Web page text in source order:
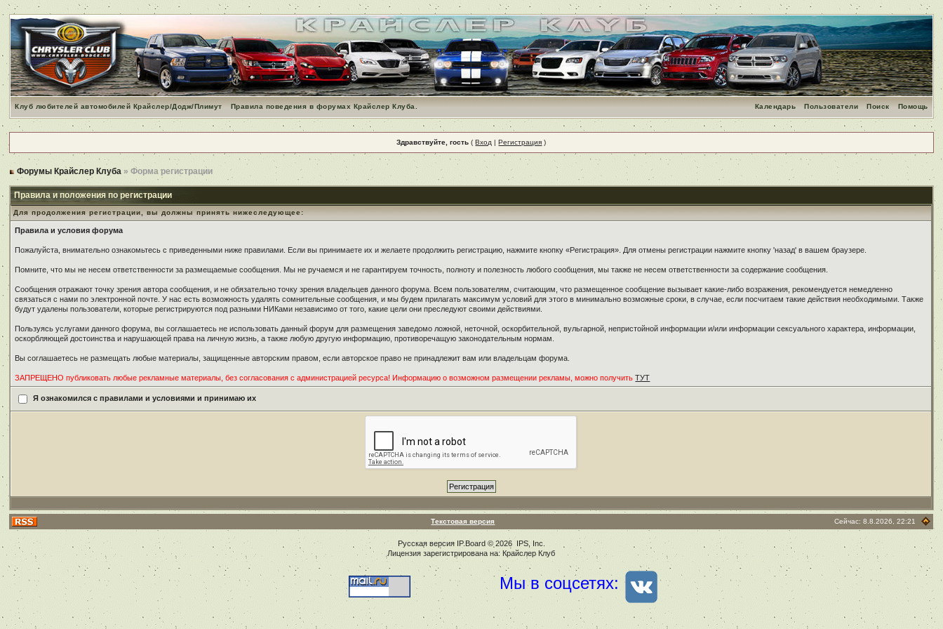
Клуб любителей автомобилей Крайслер/Додж/Плимут Правила поведения в форумах Крайслер Клуба. Помощь
Поиск
Пользователи
Календарь
Здравствуйте, гость (Вход |Регистрация )
Форумы Крайслер Клуба » Форма регистрации
Правила и положения по регистрации
Для продолжения регистрации, вы должны принять нижеследующее:
Правила и условия форума
Пожалуйста, внимательно ознакомьтесь с приведенными ниже правилами. Если вы принимаете их и желаете продолжить регистрацию, нажмите кнопку «Регистрация». Для отмены регистрации нажмите кнопку 'назад' в вашем браузере.
Помните, что мы не несем ответственности за размещаемые сообщения. Мы не ручаемся и не гарантируем точность, полноту и полезность любого сообщения, мы также не несем ответственности за содержание сообщения.
Сообщения отражают точку зрения автора сообщения, и не обязательно точку зрения владельцев данного форума. Всем пользователям, считающим, что размещенное сообщение вызывает какие-либо возражения, рекомендуется немедленно
связаться с нами по электронной почте. У нас есть возможность удалять сомнительные сообщения, и мы будем прилагать максимум условий для этого в минимально возможные сроки, в случае, если посчитаем такие действия необходимыми. Также
будут удалены пользователи, которые регистрируются под разными НИКами независимо от того, какие цели они преследуют своими действиями.
Пользуясь услугами данного форума, вы соглашаетесь не использовать данный форум для размещения заведомо ложной, неточной, оскорбительной, вульгарной, непристойной информации и/или информации сексуального характера, информации,
оскорбляющей достоинства и нарушающей права на личную жизнь, а также любую другую информацию, противоречащую законодательным нормам.
Вы соглашаетесь не размещать любые материалы, защищенные авторским правом, если авторское право не принадлежит вам или владельцам форума.
ЗАПРЕЩЕНО публиковать любые рекламные материалы, без согласования с администрацией ресурса! Информацию о возможном размещении рекламы, можно получитьТУТ
Я ознакомился с правилами и условиями и принимаю их
Текстовая версия Сейчас: 8.8.2026, 22:21
Русская версия IP.Board© 2026 IPS, Inc
Лицензия зарегистрирована на: Крайслер Клуб
Мы в соцсетях: